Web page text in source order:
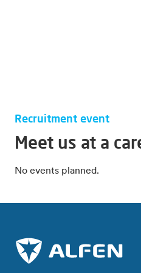
Recruitment event
Meet us at a
No events planned.